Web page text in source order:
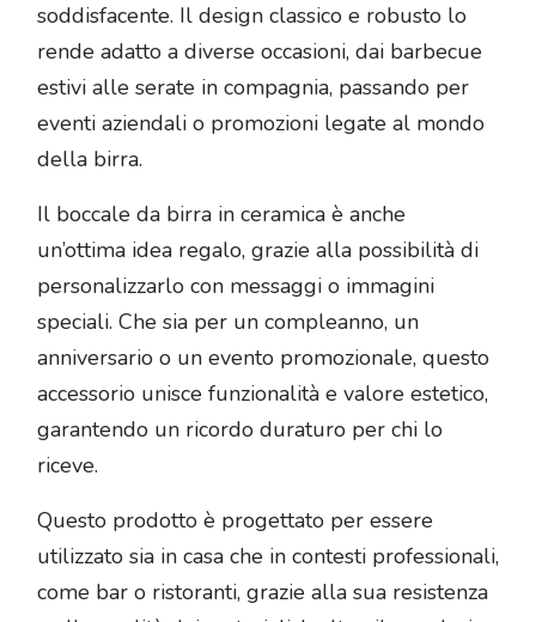
soddisfacente. Il design classico e robusto lo
rende adatto a diverse occasioni, dai barbecue
estivi alle serate in compagnia, passando per
eventi aziendali o promozioni legate al mondo
della birra.
Il boccale da birra in ceramica è anche
un’ottima idea regalo, grazie alla possibilità di
personalizzarlo con messaggi o immagini
speciali. Che sia per un compleanno, un
anniversario o un evento promozionale, questo
accessorio unisce funzionalità e valore estetico,
garantendo un ricordo duraturo per chi lo
riceve.
Questo prodotto è progettato per essere
utilizzato sia in casa che in contesti professionali,
come bar o ristoranti, grazie alla sua resistenza